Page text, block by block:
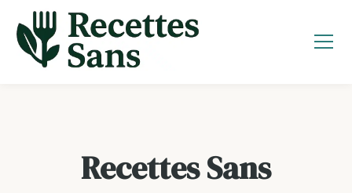
contenu
Recettes Sans